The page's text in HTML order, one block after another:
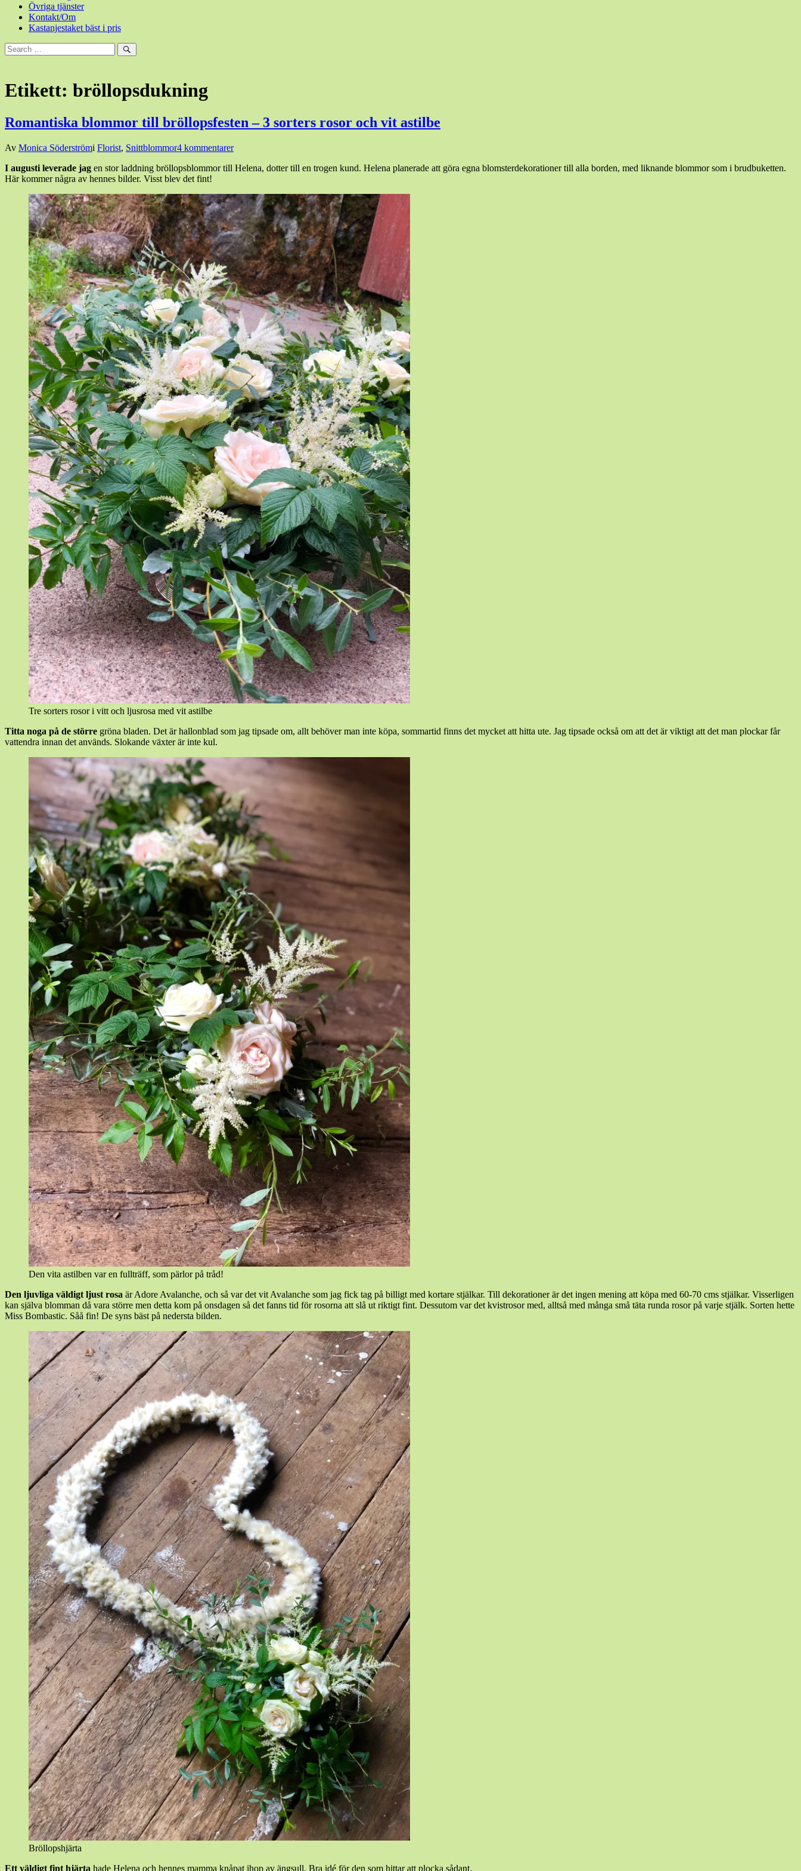
Övriga tjänster
Kontakt/Om
Kastanjestaket bäst i pris
Sök
efter:
Sök
Etikett: bröllopsdukning
Romantiska blommor till bröllopsfesten – 3 sorters rosor och vit astilbe
Den
november,
20186
Av Monica Söderströmi Florist, Snittblommor4 kommentarer
I augusti leverade jag en stor laddning bröllopsblommor till Helena, dotter till en trogen kund. Helena planerade att göra egna blomsterdekorationer till alla borden, med liknande blommor som i brudbuketten.
Här kommer några av hennes bilder. Visst blev det fint!
Tre sorters rosor i vitt och ljusrosa med vit astilbe
Titta noga på de större gröna bladen. Det är hallonblad som jag tipsade om, allt behöver man inte köpa, sommartid finns det mycket att hitta ute. Jag tipsade också om att det är viktigt att det man plockar får
vattendra innan det används. Slokande växter är inte kul.
Den vita astilben var en fullträff, som pärlor på tråd!
Den ljuvliga väldigt ljust rosa är Adore Avalanche, och så var det vit Avalanche som jag fick tag på billigt med kortare stjälkar. Till dekorationer är det ingen mening att köpa med 60-70 cms stjälkar. Visserligen
kan själva blomman då vara större men detta kom på onsdagen så det fanns tid för rosorna att slå ut riktigt fint. Dessutom var det kvistrosor med, alltså med många små täta runda rosor på varje stjälk. Sorten hette
Miss Bombastic. Såå fin! De syns bäst på nedersta bilden.
Bröllopshjärta
Ett väldigt fint hjärta hade Helena och hennes mamma knåpat ihop av ängsull. Bra idé för den som hittar att plocka sådant.